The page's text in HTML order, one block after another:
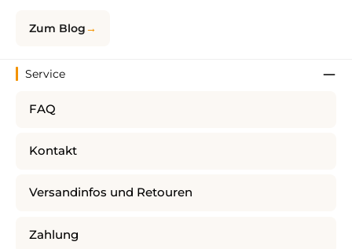
Zum Blog
Service
FAQ
Kontakt
Versandinfos und Retouren
Zahlung